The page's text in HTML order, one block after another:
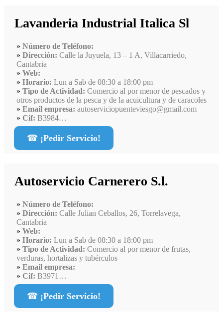
Lavanderia Industrial Italica Sl
Número de Teléfono:
Dirección: Calle la Juyuela, 13 – 1 A, Villacarriedo,
Cantabria
Web:
Horario: Lun a Sab de 08:30 a 18:00 pm
Tipo de Actividad: Comercio al por menor de pescados y
otros productos de la pesca y de la acuicultura y de caracoles
Email empresa: autoserviciopuenteviesgo@gmail.com
Cif: B3984…
☎ ¡Pedir Servicio!
Autoservicio Carnerero S.l.
Número de Teléfono:
Dirección: Calle Julian Ceballos, 26, Torrelavega,
Cantabria
Web:
Horario: Lun a Sab de 08:30 a 18:00 pm
Tipo de Actividad: Comercio al por menor de frutas,
verduras, hortalizas y tubérculos
Email empresa:
Cif: B3971…
☎ ¡Pedir Servicio!